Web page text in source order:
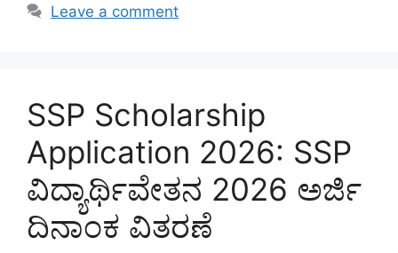
Leave a comment
SSP Scholarship
Application 2026: SSP
ವಿದ್ಯಾರ್ಥಿವೇತನ 2026 ಅರ್ಜಿ
ದಿನಾಂಕ ವಿತರಣೆ